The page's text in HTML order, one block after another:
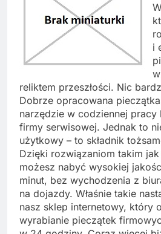
i
reliktem przeszłości. Nic
Dobrze opracowana
narzędzie w codziennej
firmy serwisowej. Jednak to
użytkowy – to składnik
Dzięki rozwiązaniom takim jak
możesz nabyć wysokiej
minut, bez wychodzenia z
na dojazdy. Właśnie takie
nasz sklep internetowy, który
wyrabianie pieczątek